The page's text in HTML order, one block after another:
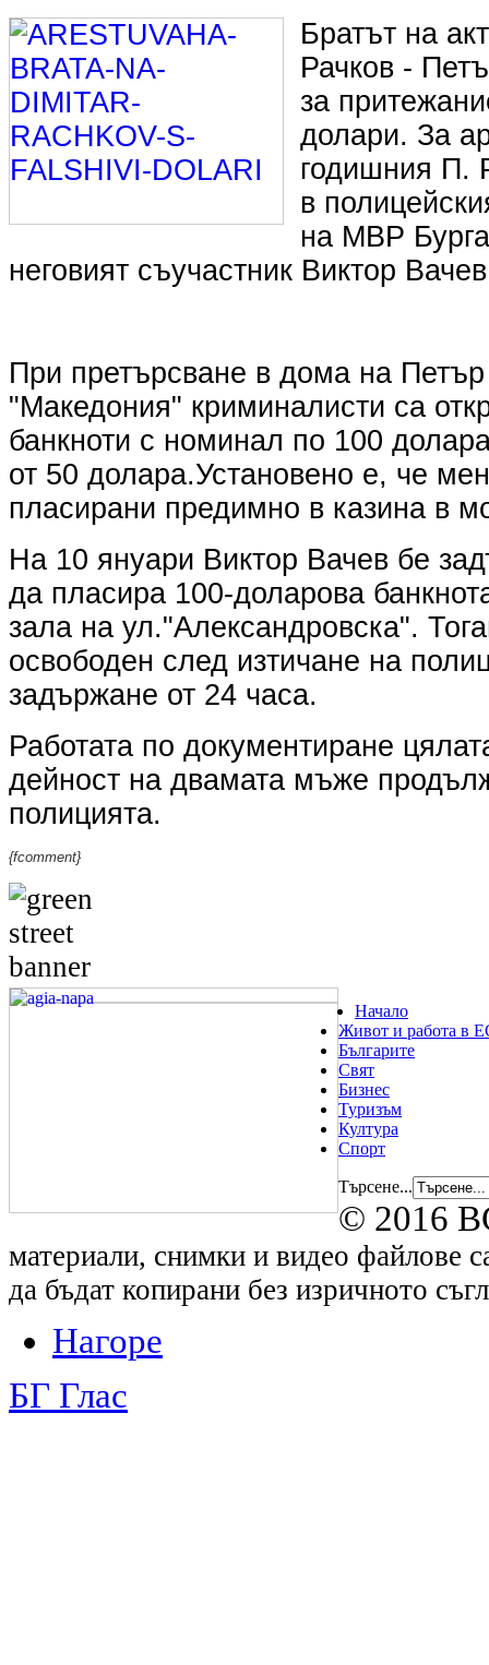
Братът на
Рачков -
за
долари. За
годишния П.
в
на МВР
неговият съучастник Виктор
При претърсване в дома на
"Македония" криминалисти са
банкноти с номинал по 100
от 50 долара.Установено е, че
пласирани предимно в казина в
На 10 януари Виктор Вачев бе
да пласира 100-доларова
зала на ул."Александровска".
освободен след изтичане на
задържане от 24 часа.
Работата по документиране
дейност на двамата мъже
полицията.
{fcomment}
Начало
Живот и работа в
Българите
Свят
Бизнес
Туризъм
Култура
Спорт
Търсене...
© 2016
материали, снимки и видео файлове
да бъдат копирани без изричното
Нагоре
БГ Глас